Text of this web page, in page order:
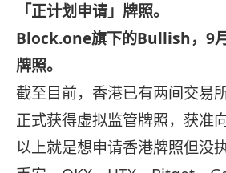
「正计划申请」牌照。
Block.one旗下的Bullish，9月
牌照。
截至目前，香港已有两间交易
正式获得虚拟监管牌照，获准
以上就是想申请香港牌照但没